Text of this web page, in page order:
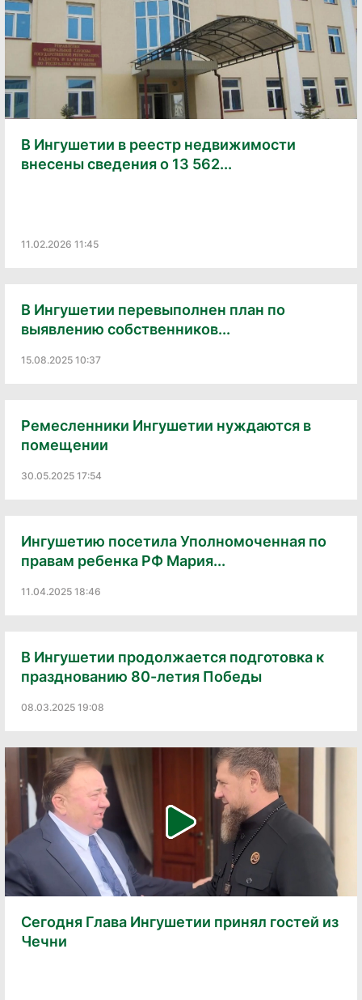
В Ингушетии в реестр недвижимости
внесены сведения о 13 562...
11.02.2026 11:45
В Ингушетии перевыполнен план по
выявлению собственников...
15.08.2025 10:37
Ремесленники Ингушетии нуждаются в
помещении
30.05.2025 17:54
Ингушетию посетила Уполномоченная по
правам ребенка РФ Мария...
11.04.2025 18:46
В Ингушетии продолжается подготовка к
празднованию 80-летия Победы
08.03.2025 19:08
Сегодня Глава Ингушетии принял гостей из
Чечни